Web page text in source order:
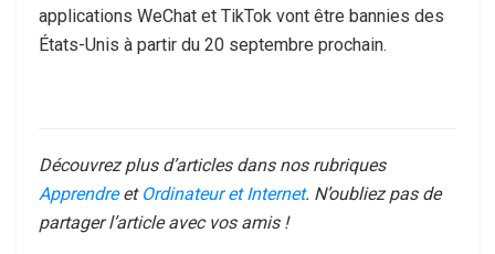
applications WeChat et TikTok vont être bannies des
États-Unis à partir du 20 septembre prochain.
Découvrez plus d’articles dans nos rubriques
Apprendreet Ordinateur et Internet. N’oubliez pas de
partager l’article avec vos amis !